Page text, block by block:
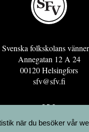
Svenska folkskolans
Annegatan 12 A 24
00120 Helsingfors
sfv@sfv.fi
GRO
FÖRENINGSRESURSEN
när du besöker vår